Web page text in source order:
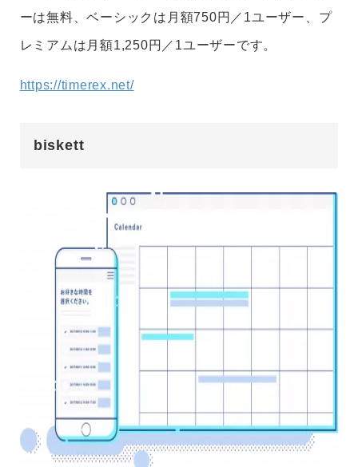
ーは無料、ベーシックは月額750円／1ユーザー、プ
レミアムは月額1,250円／1ユーザーです。
https://timerex.net/
biskett